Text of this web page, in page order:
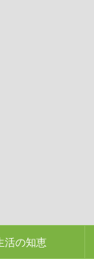
活の知恵